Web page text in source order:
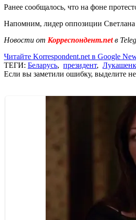
Ранее сообщалось, что на фоне
Напомним, лидер оппозиции Светлана
Новости от Корреспондент.netв
Читайте Korrespondent.net в Google
ТЕГИ: Беларусь, президент,
Если вы заметили ошибку, выделите